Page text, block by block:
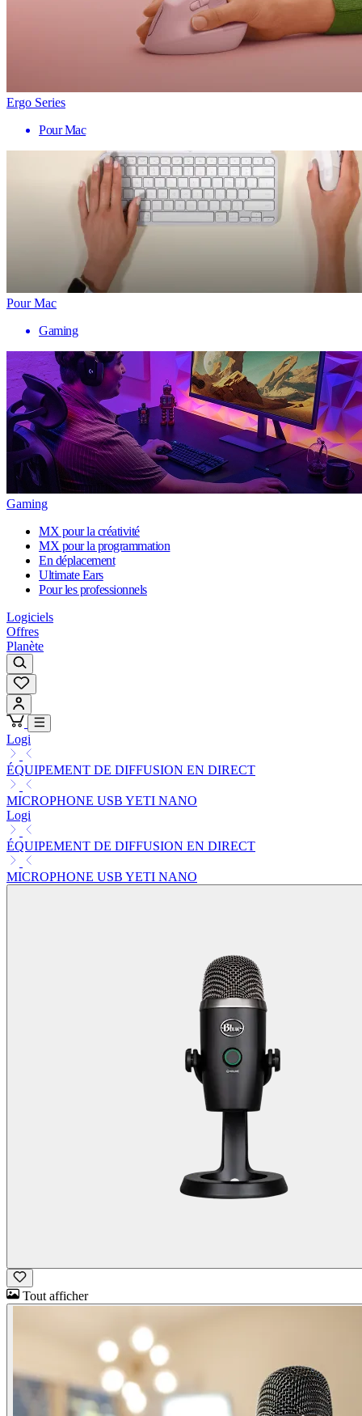
Ergo Series
Pour Mac
Pour Mac
Gaming
Gaming
MX pour la créativité
MX pour la programmation
En déplacement
Ultimate Ears
Pour les professionnels
Logiciels
Offres
Planète
Logi
ÉQUIPEMENT DE DIFFUSION EN DIRECT
MICROPHONE USB YETI NANO
Logi
ÉQUIPEMENT DE DIFFUSION EN DIRECT
MICROPHONE USB YETI NANO
Tout afficher